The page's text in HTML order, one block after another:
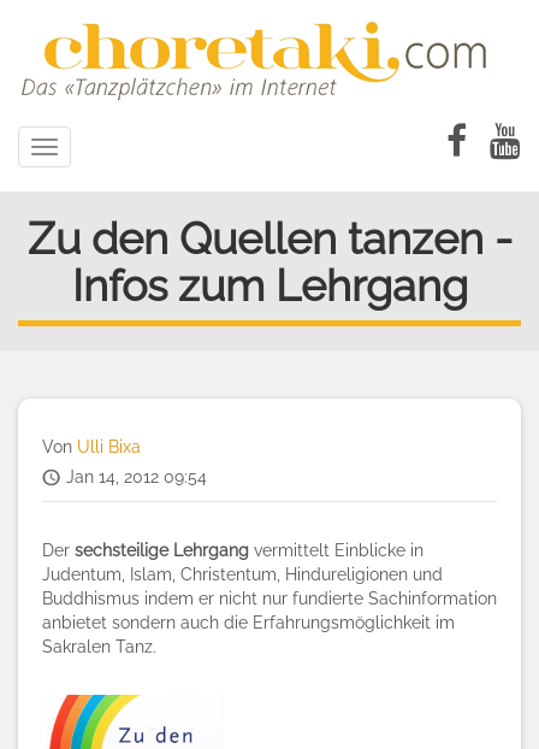
Toggle
navigation
Zu den Quellen tanzen -
Infos zum Lehrgang
Von Ulli Bixa
Jan 14, 2012 09:54
Der sechsteilige Lehrgang vermittelt Einblicke in
Judentum, Islam, Christentum, Hindureligionen und
Buddhismus indem er nicht nur fundierte Sachinformation
anbietet sondern auch die Erfahrungsmöglichkeit im
Sakralen Tanz.